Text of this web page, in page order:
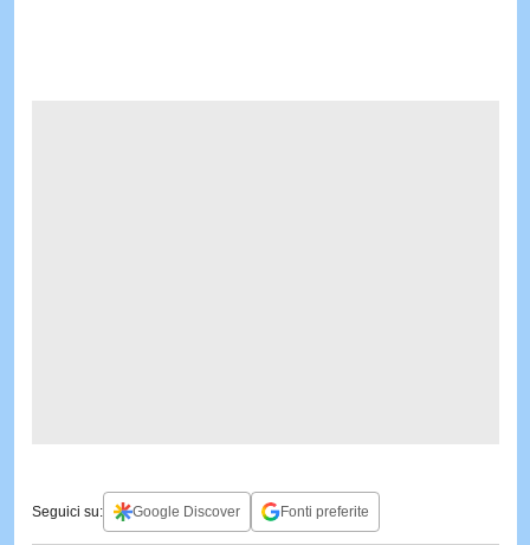
Seguici su: Google Discover Fonti preferite